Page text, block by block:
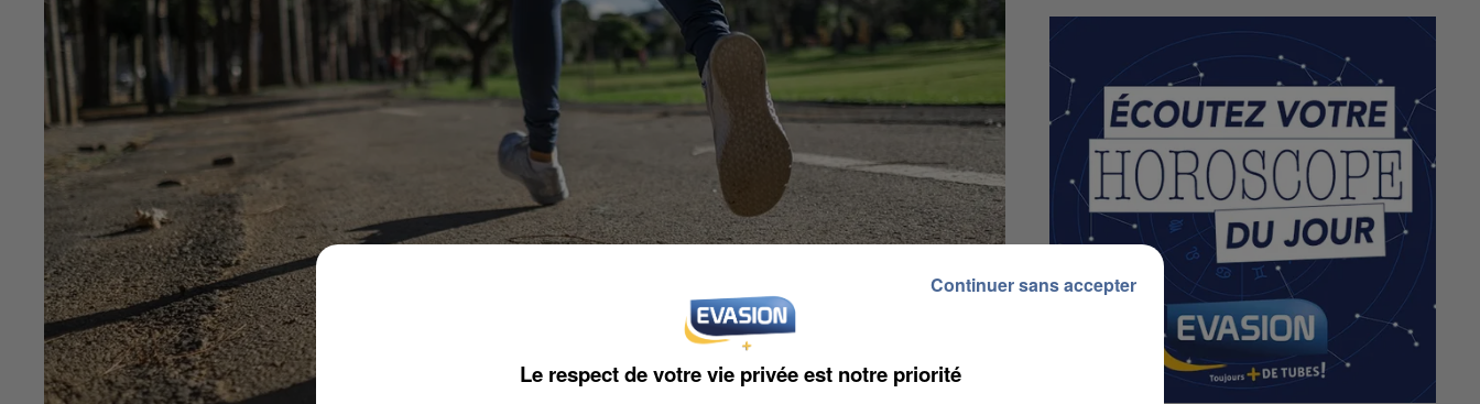
Le respect de votre vie privée est notre priorité
Continuer sans accepter